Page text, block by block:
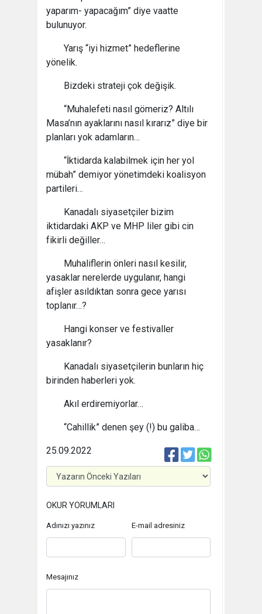
yaparım- yapacağım” diye vaatte
bulunuyor.
Yarış “iyi hizmet” hedeflerine
yönelik.
Bizdeki strateji çok değişik.
“Muhalefeti nasıl gömeriz? Altılı
Masa’nın ayaklarını nasıl kırarız” diye bir
planları yok adamların…
“İktidarda kalabilmek için her yol
mübah” demiyor yönetimdeki koalisyon
partileri…
Kanadalı siyasetçiler bizim
iktidardaki AKP ve MHP liler gibi cin
fikirli değiller…
Muhaliflerin önleri nasıl kesilir,
yasaklar nerelerde uygulanır, hangi
afişler asıldıktan sonra gece yarısı
toplanır…?
Hangi konser ve festivaller
yasaklanır?
Kanadalı siyasetçilerin bunların hiç
birinden haberleri yok.
Akıl erdiremiyorlar…
“Cahillik” denen şey (!) bu galiba…
25.09.2022
OKUR YORUMLARI
Adınızı yazınız E-mail adresiniz
Mesajınız